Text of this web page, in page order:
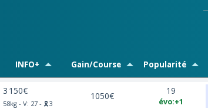
INFO+ Gain/Course Popularité
3 150€
58kg - V: 27 - 🎗️3
1050€ 19
évo:+1